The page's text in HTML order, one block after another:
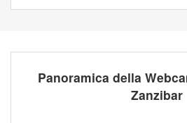
Panoramica della
Zanzibar